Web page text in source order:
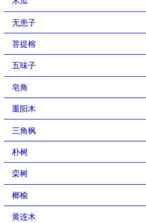
无患子
菩提榕
五味子
皂角
重阳木
三角枫
朴树
栾树
榔榆
黄连木